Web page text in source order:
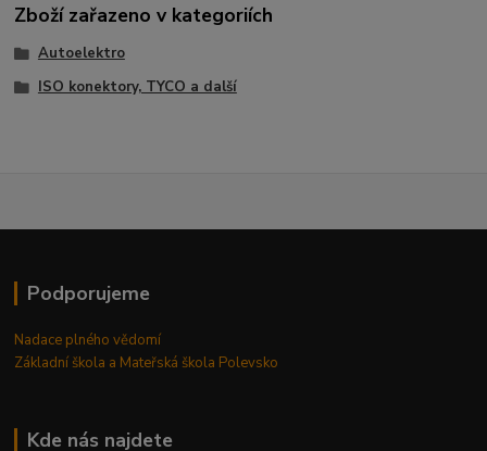
Zboží zařazeno v kategoriích
Autoelektro
ISO konektory, TYCO a další
Podporujeme
Nadace plného vědomí
Základní škola a Mateřská škola Polevsko
Kde nás najdete